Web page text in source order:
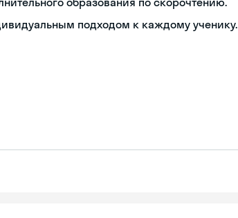
подходом к каждому ученику.